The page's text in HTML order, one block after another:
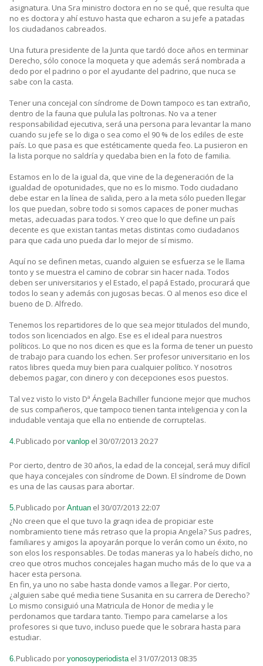
asignatura. Una Sra ministro doctora en no se qué, que resulta que
no es doctora y ahí estuvo hasta que echaron a su jefe a patadas
los ciudadanos cabreados.
Una futura presidente de la Junta que tardó doce años en terminar
Derecho, sólo conoce la moqueta y que además será nombrada a
dedo por el padrino o por el ayudante del padrino, que nuca se
sabe con la casta.
Tener una concejal con síndrome de Down tampoco es tan extraño,
dentro de la fauna que pulula las poltronas. No va a tener
responsabilidad ejecutiva, será una persona para levantar la mano
cuando su jefe se lo diga o sea como el 90 % de los ediles de este
país. Lo que pasa es que estéticamente queda feo. La pusieron en
la lista porque no saldría y quedaba bien en la foto de familia.
Estamos en lo de la igual da, que vine de la degeneración de la
igualdad de opotunidades, que no es lo mismo. Todo ciudadano
debe estar en la línea de salida, pero a la meta sólo pueden llegar
los que puedan, sobre todo si somos capaces de poner muchas
metas, adecuadas para todos. Y creo que lo que define un país
decente es que existan tantas metas distintas como ciudadanos
para que cada uno pueda dar lo mejor de sí mismo.
Aquí no se definen metas, cuando alguien se esfuerza se le llama
tonto y se muestra el camino de cobrar sin hacer nada. Todos
deben ser universitarios y el Estado, el papá Estado, procurará que
todos lo sean y además con jugosas becas. O al menos eso dice el
bueno de D. Alfredo.
Tenemos los repartidores de lo que sea mejor titulados del mundo,
todos son licenciados en algo. Ese es el ideal para nuestros
políticos. Lo que no nos dicen es que es la forma de tener un puesto
de trabajo para cuando los echen. Ser profesor universitario en los
ratos libres queda muy bien para cualquier político. Y nosotros
debemos pagar, con dinero y con decepciones esos puestos.
Tal vez visto lo visto Dª Ángela Bachiller funcione mejor que muchos
de sus compañeros, que tampoco tienen tanta inteligencia y con la
indudable ventaja que ella no entiende de corruptelas.
4.Publicado por vanlop el 30/07/2013 20:27
Por cierto, dentro de 30 años, la edad de la concejal, será muy difícil
que haya concejales con síndrome de Down. El síndrome de Down
es una de las causas para abortar.
5.Publicado por Antuan el 30/07/2013 22:07
¿No creen que el que tuvo la graqn idea de propiciar este
nombramiento tiene más retraso que la propia Angela? Sus padres,
familiares y amigos la apoyarán porque lo verán como un éxito, no
son elos los responsables. De todas maneras ya lo habeís dicho, no
creo que otros muchos concejales hagan mucho más de lo que va a
hacer esta persona.
En fin, ya uno no sabe hasta donde vamos a llegar. Por cierto,
¿alguien sabe qué media tiene Susanita en su carrera de Derecho?
Lo mismo consiguió una Matricula de Honor de media y le
perdonamos que tardara tanto. Tiempo para camelarse a los
profesores si que tuvo, incluso puede que le sobrara hasta para
estudiar.
6.Publicado por yonosoyperiodista el 31/07/2013 08:35